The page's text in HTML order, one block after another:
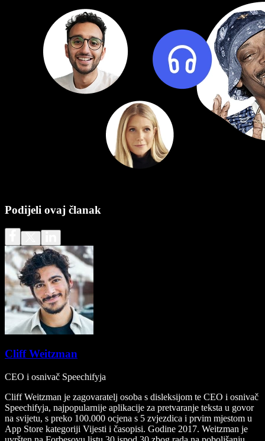
Podijeli ovaj članak
Cliff Weitzman
CEO i osnivač Speechifyja
Cliff Weitzman je zagovaratelj osoba s disleksijom te CEO i osnivač
Speechifyja, najpopularnije aplikacije za pretvaranje teksta u govor
na svijetu, s preko 100.000 ocjena s 5 zvjezdica i prvim mjestom u
App Store kategoriji Vijesti i časopisi. Godine 2017. Weitzman je